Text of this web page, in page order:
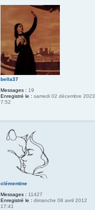
bella37
Messages : 19
Enregistré le : samedi 02 décembre 2023
7:52
clémentine
Messages : 11427
Enregistré le : dimanche 08 avril 2012
17:41